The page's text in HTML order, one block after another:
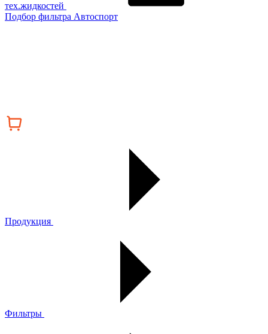
тех.жидкостей
Подбор фильтра Автоспорт
Продукция
Фильтры